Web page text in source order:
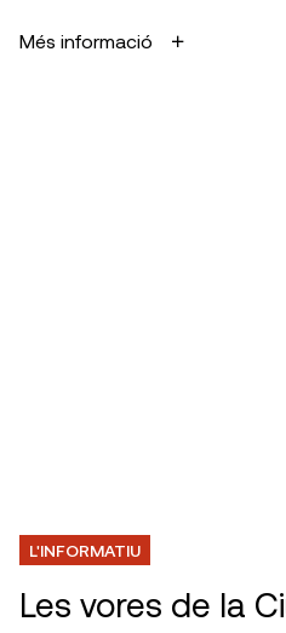
Més informació
L'INFORMATIU
Les vores de la